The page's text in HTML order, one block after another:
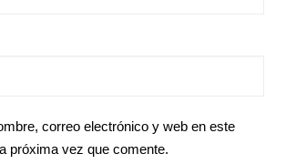
correo electrónico y web en este
próxima vez que comente.